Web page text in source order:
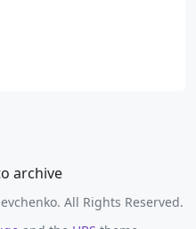
archive
All Rights Reserved.